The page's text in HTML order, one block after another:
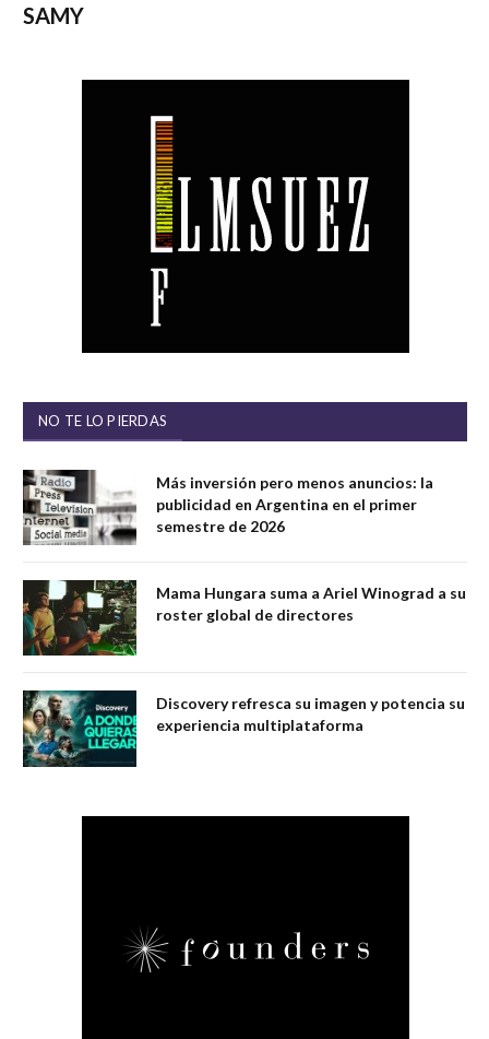
SAMY
NO TE LO PIERDAS
Más inversión pero menos anuncios: la
publicidad en Argentina en el primer
semestre de 2026
Mama Hungara suma a Ariel Winograd a su
roster global de directores
Discovery refresca su imagen y potencia su
experiencia multiplataforma